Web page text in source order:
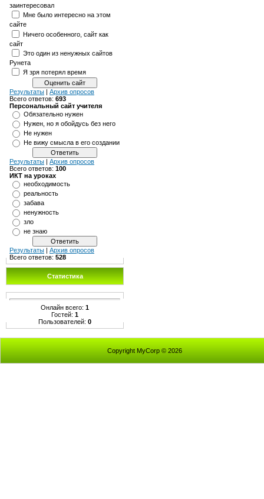
заинтересовал
Мне было интересно на этом
сайте
Ничего особенного, сайт как
сайт
Это один из ненужных сайтов
Рунета
Я зря потерял время
Результаты | Архив опросов
Всего ответов: 693
Персональный сайт учителя
Обязательно нужен
Нужен, но я обойдусь без него
Не нужен
Не вижу смысла в его создании
Результаты | Архив опросов
Всего ответов: 100
ИКТ на уроках
необходимость
реальность
забава
ненужность
зло
не знаю
Результаты | Архив опросов
Всего ответов: 528
Статистика
Онлайн всего: 1
Гостей: 1
Пользователей: 0
Copyright MyCorp © 2026